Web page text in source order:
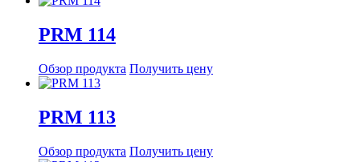
PRM 114
Обзор продукта Получить цену
PRM 113
Обзор продукта Получить цену